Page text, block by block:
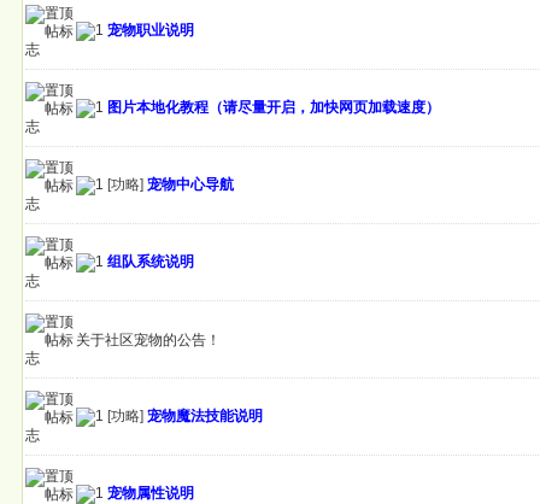
宠物职业说明
图片本地化教程（请尽量开启，加快网页加载速度）
[功略] 宠物中心导航
组队系统说明
关于社区宠物的公告！
[功略] 宠物魔法技能说明
宠物属性说明